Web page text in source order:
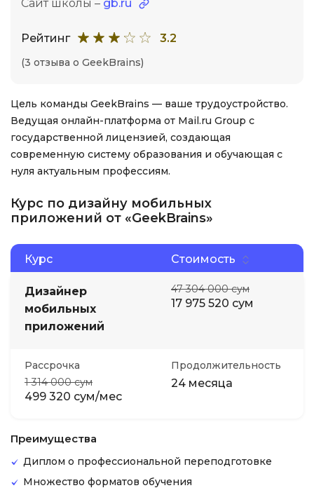
Сайт школы – gb.ru
Рейтинг 3.2
(3 отзыва о GeekBrains)
Цель команды GeekBrains — ваше трудоустройство.
Ведущая онлайн-платформа от Mail.ru Group с
государственной лицензией, создающая
современную систему образования и обучающая с
нуля актуальным профессиям.
Курс по дизайну мобильных
приложений от «GeekBrains»
Курс Стоимость
Дизайнер
мобильных
приложений
47 304 000 сум
17 975 520 сум
Рассрочка
1 314 000 сум
499 320 сум/мес
Продолжительность
24 месяца
Преимущества
Диплом о профессиональной переподготовке
Множество форматов обучения